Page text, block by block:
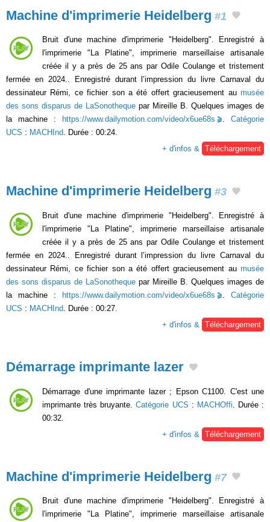
Machine d'imprimerie Heidelberg #1
Bruit d'une machine d'imprimerie "Heidelberg". Enregistré à
l'imprimerie "La Platine", imprimerie marseillaise artisanale
créée il y a près de 25 ans par Odile Coulange et tristement
fermée en 2024.. Enregistré durant l’impression du livre Carnaval du
dessinateur Rémi, ce fichier son a été offert gracieusement au musée
des sons disparus de LaSonotheque par Mireille B. Quelques images de
la machine :
https://www.dailymotion.com/video/x6ue68s . Catégorie
UCS : MACHInd. Durée : 00:24.
+ d'infos & Téléchargement
Machine d'imprimerie Heidelberg #3
Bruit d'une machine d'imprimerie "Heidelberg". Enregistré à
l'imprimerie "La Platine", imprimerie marseillaise artisanale
créée il y a près de 25 ans par Odile Coulange et tristement
fermée en 2024.. Enregistré durant l’impression du livre Carnaval du
dessinateur Rémi, ce fichier son a été offert gracieusement au musée
des sons disparus de LaSonotheque par Mireille B. Quelques images de
la machine :
https://www.dailymotion.com/video/x6ue68s
Catégorie
UCS : MACHInd . Durée : 00:27.
+ d'infos &
Téléchargement
Démarrage imprimante lazer
Démarrage d'une imprimante lazer ; Epson C1100. C'est une
imprimante très bruyante.Catégorie UCS : MACHOffi . Durée :
00:32.
+ d'infos &
Téléchargement
Machine d'imprimerie Heidelberg #7
Bruit d'une machine d'imprimerie "Heidelberg". Enregistré à
l'imprimerie "La Platine", imprimerie marseillaise artisanale